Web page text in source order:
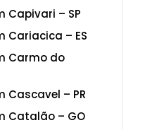
Capivari – SP
Cariacica – ES
Carmo do
Cascavel – PR
Catalão – GO